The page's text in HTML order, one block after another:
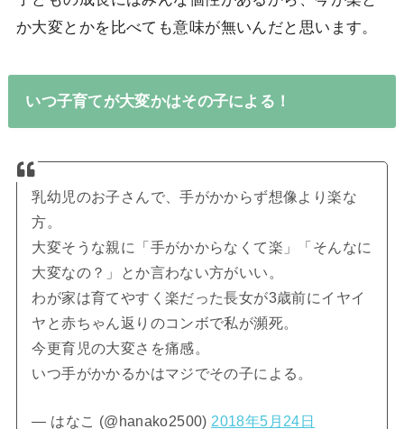
か大変とかを比べても意味が無いんだと思います。
いつ子育てが大変かはその子による！
乳幼児のお子さんで、手がかからず想像より楽な
方。
大変そうな親に「手がかからなくて楽」「そんなに
大変なの？」とか言わない方がいい。
わが家は育てやすく楽だった長女が3歳前にイヤイ
ヤと赤ちゃん返りのコンボで私が瀕死。
今更育児の大変さを痛感。
いつ手がかかるかはマジでその子による。
— はなこ (@hanako2500) 2018年5月24日